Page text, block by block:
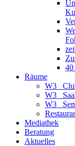
40
Räume
W3_
W3_
W3_
Mediathek
Beratung
Aktuelles